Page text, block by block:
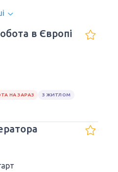
в Європі
НА ЗАРАЗ
З ЖИТЛОМ